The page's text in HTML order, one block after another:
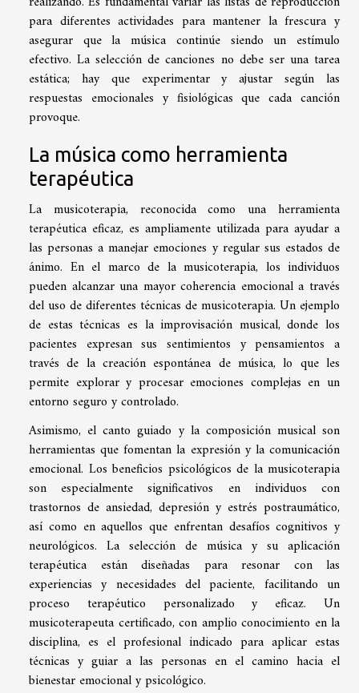
para diferentes actividades para mantener la frescura y
asegurar que la música continúe siendo un estímulo
efectivo. La selección de canciones no debe ser una tarea
estática; hay que experimentar y ajustar según las
respuestas emocionales y fisiológicas que cada canción
provoque.
La música como herramienta
terapéutica
La musicoterapia, reconocida como una herramienta
terapéutica eficaz, es ampliamente utilizada para ayudar a
las personas a manejar emociones y regular sus estados de
ánimo. En el marco de la musicoterapia, los individuos
pueden alcanzar una mayor coherencia emocional a través
del uso de diferentes técnicas de musicoterapia. Un ejemplo
de estas técnicas es la improvisación musical, donde los
pacientes expresan sus sentimientos y pensamientos a
través de la creación espontánea de música, lo que les
permite explorar y procesar emociones complejas en un
entorno seguro y controlado.
Asimismo, el canto guiado y la composición musical son
herramientas que fomentan la expresión y la comunicación
emocional. Los beneficios psicológicos de la musicoterapia
son especialmente significativos en individuos con
trastornos de ansiedad, depresión y estrés postraumático,
así como en aquellos que enfrentan desafíos cognitivos y
neurológicos. La selección de música y su aplicación
terapéutica están diseñadas para resonar con las
experiencias y necesidades del paciente, facilitando un
proceso terapéutico personalizado y eficaz. Un
musicoterapeuta certificado, con amplio conocimiento en la
disciplina, es el profesional indicado para aplicar estas
técnicas y guiar a las personas en el camino hacia el
bienestar emocional y psicológico.